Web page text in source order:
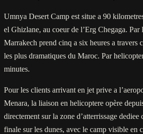
Umnya Desert Camp est situe a 90
el Ghizlane, au coeur de l’Erg Chegaga. Par
Marrakech prend cinq a six heures a travers
les plus dramatiques du Maroc. Par
minutes.
Pour les clients arrivant en jet prive a
Menara, la liaison en helicoptere opère
directement sur la zone d’atterrissage dediee
finale sur les dunes, avec le camp visible en